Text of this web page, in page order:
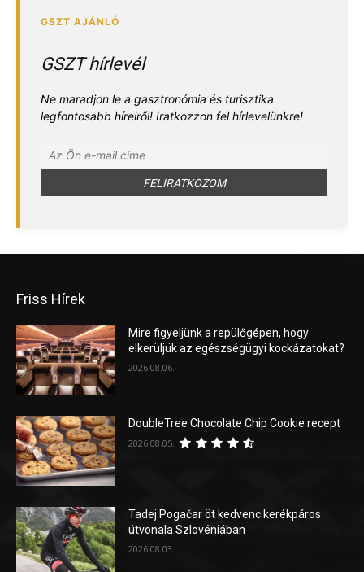
GSZT hírlevél
Ne maradjon le a gasztronómia és turisztika
legfontosabb híreiről! Iratkozzon fel hírlevelünkre!
Friss Hírek
Mire figyeljünk a repülőgépen, hogy
elkerüljük az egészségügyi kockázatokat?
2026.08.06.
DoubleTree Chocolate Chip Cookie recept
2026.08.05.
Tadej Pogačar öt kedvenc kerékpáros
útvonala Szlovéniában
2026.08.03.